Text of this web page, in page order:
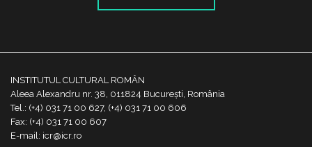
INSTITUTUL CULTURAL ROMÂN
Aleea Alexandru nr. 38, 011824 București, România
Tel.: (+4) 031 71 00 627, (+4) 031 71 00 606
Fax: (+4) 031 71 00 607
E-mail: icr@icr.ro